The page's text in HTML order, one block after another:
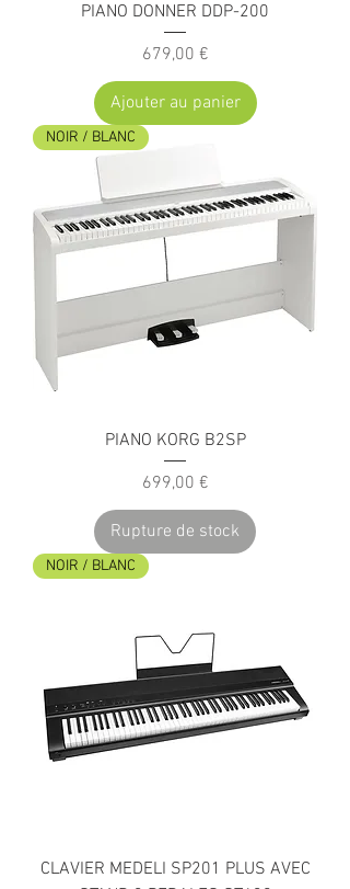
PIANO DONNER DDP-200
Prix
679,00 €
Ajouter au panier
NOIR / BLANC
PIANO KORG B2SP
Prix
699,00 €
Rupture de stock
NOIR / BLANC
CLAVIER MEDELI SP201 PLUS AVEC